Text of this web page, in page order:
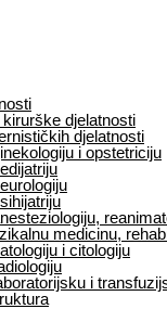
djelatnosti
djelatnosti
i opstetriciju
medicinu,
i citologiju
i